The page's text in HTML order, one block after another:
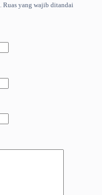
Ruas yang wajib ditandai